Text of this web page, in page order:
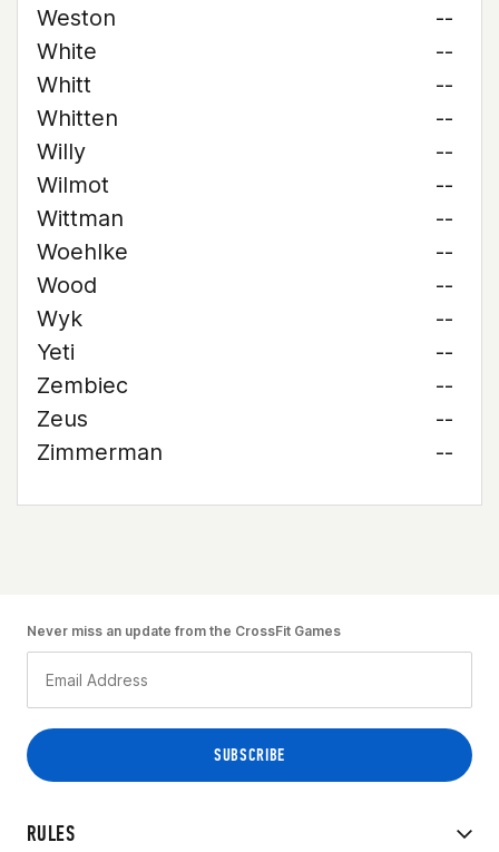
Weston
--
White
--
Whitt
--
Whitten
--
Willy
--
Wilmot
--
Wittman
--
Woehlke
--
Wood
--
Wyk
--
Yeti
--
Zembiec
--
Zeus
--
Zimmerman
--
RULES
Never miss an update from the CrossFit Games